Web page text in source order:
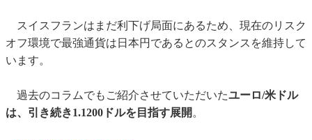
スイスフランはまだ利下げ局面にあるため、現在のリスク
オフ環境で最強通貨は日本円であるとのスタンスを維持して
います。
過去のコラムでもご紹介させていただいたユーロ/米ドル
は、引き続き1.1200ドルを目指す展開 。